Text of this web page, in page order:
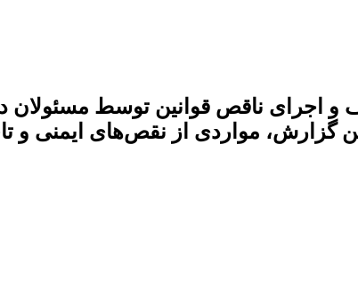
ناقص قوانین توسط مسئولان
مواردی از نقص‌های ایمنی و